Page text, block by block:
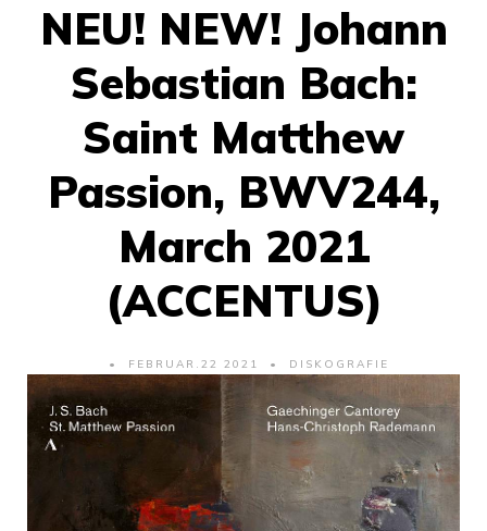
NEU! NEW! Johann
Sebastian Bach:
Saint Matthew
Passion, BWV244,
March 2021
(ACCENTUS)
FEBRUAR.22 2021 DISKOGRAFIE